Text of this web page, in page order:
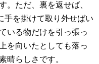
。ただ、裏を返せば、
手を掛けて取り外せばい
いる物だけを引っ張っ
を向いたとしても落っ
晴らしさです。